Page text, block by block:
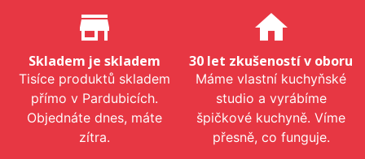
Proč nakupovat u nás?
store_mall_directory
Skladem je skladem
Tisíce produktů skladem
přímo v Pardubicích.
Objednáte dnes, máte
zítra.
home
30 let zkušeností v oboru
Máme vlastní kuchyňské
studio a vyrábíme
špičkové kuchyně. Víme
přesně, co funguje.